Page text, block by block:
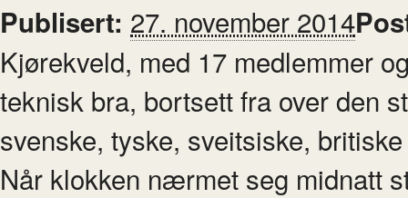
Publisert: 27. november 2014
Kjørekveld, med 17 medlemmer
teknisk bra, bortsett fra over den
svenske, tyske, sveitsiske,
Når klokken nærmet seg midnatt